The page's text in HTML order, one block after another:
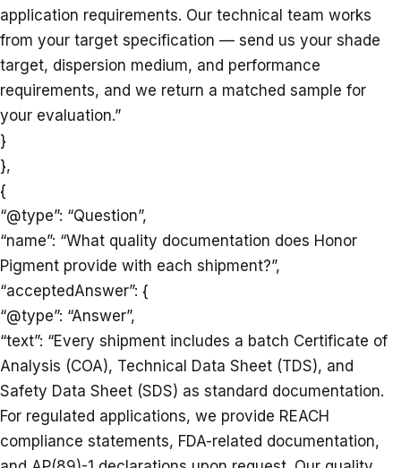
application requirements. Our technical team works
from your target specification — send us your shade
target, dispersion medium, and performance
requirements, and we return a matched sample for
your evaluation.”
}
},
{
“@type”: “Question”,
“name”: “What quality documentation does Honor
Pigment provide with each shipment?”,
“acceptedAnswer”: {
“@type”: “Answer”,
“text”: “Every shipment includes a batch Certificate of
Analysis (COA), Technical Data Sheet (TDS), and
Safety Data Sheet (SDS) as standard documentation.
For regulated applications, we provide REACH
compliance statements, FDA-related documentation,